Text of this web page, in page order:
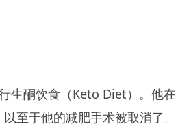
生酮饮食（Keto Diet）。他在
至于他的减肥手术被取消了。